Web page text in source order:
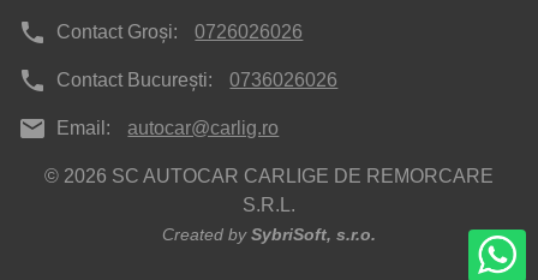
phone Contact Groși: 0726026026
phone Contact București: 0736026026
mail Email: autocar@carlig.ro
© 2026 SC AUTOCAR CARLIGE DE REMORCARE
S.R.L.
Created bySybriSoft, s.r.o.